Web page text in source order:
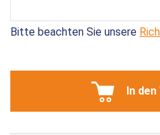
Bitte beachten Sie unsere
In